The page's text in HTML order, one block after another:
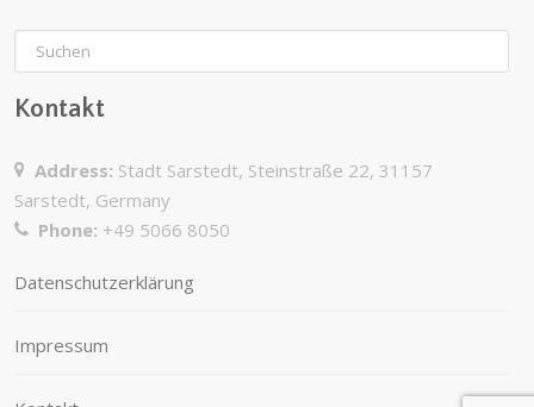
Kontakt
Address: Stadt Sarstedt, Steinstraße 22, 31157
Sarstedt, Germany
Phone: +49 5066 8050
Datenschutzerklärung
Impressum